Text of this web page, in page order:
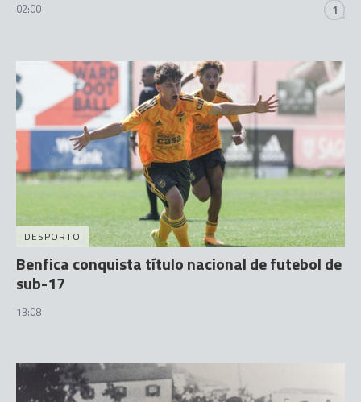
02:00 1
DESPORTO
Benfica conquista título nacional de futebol de
sub-17
13:08